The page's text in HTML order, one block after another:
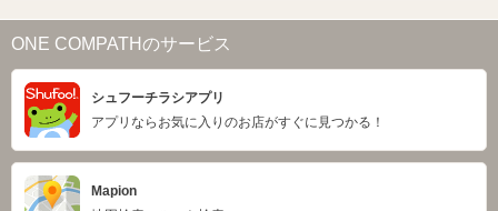
ONE COMPATHのサービス
シュフーチラシアプリ
アプリならお気に入りのお店がすぐに見つかる！
Mapion